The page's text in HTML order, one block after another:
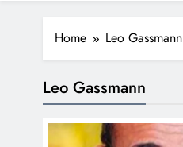
Home Leo Gassmann
Leo Gassmann